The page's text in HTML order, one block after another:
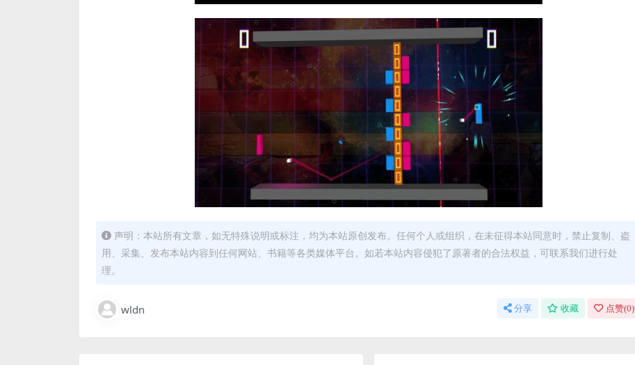
声明：本站所有文章，如无特殊说明或标注，均为本站原创发布。任何个人或组织，在未征得本站同意时，禁止复制、盗
用、采集、发布本站内容到任何网站、书籍等各类媒体平台。如若本站内容侵犯了原著者的合法权益，可联系我们进行处
理。
wldn 分享 收藏 点赞(0)